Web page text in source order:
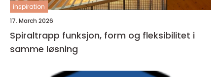
inspiration
17. March 2026
Spiraltrapp funksjon, form og fleksibilitet i
samme løsning